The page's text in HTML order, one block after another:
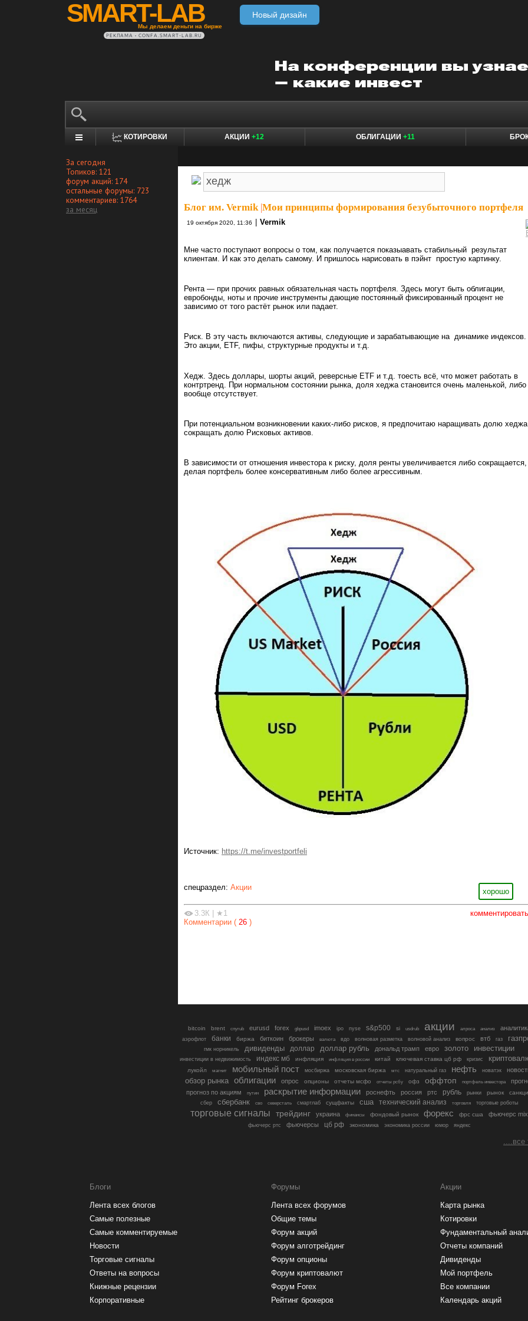
SMART-LAB
Мы делаем деньги на бирже
Новый дизайн
РЕКЛАМА • CONFA.SMART-LAB.RU
КОТИРОВКИ АКЦИИ +12 ОБЛИГАЦИИ +11
За сегодня
Топиков: 121
форум акций: 174
остальные форумы: 723
комментариев: 1764
за месяц
Блог им. Vermik| Мои принципы формирования безубыточного портфеля
19 октября 2020, 11:36 Vermik
Мне часто поступают вопросы о том, как получается показыавать стабильный результат
клиентам. И как это делать самому. И пришлось нарисовать в пэйнт простую картинку.
Рента — при прочих равных обязательная часть портфеля. Здесь могут быть облигации,
евробонды, ноты и прочие инструменты дающие постоянный фиксированный процент не
зависимо от того растёт рынок или падает.
Риск. В эту часть включаются активы, следующие и зарабатывающие на динамике индексов.
Это акции, ETF, пифы, структурные продукты и т.д.
Хедж. Здесь доллары, шорты акций, реверсные ETF и т.д. тоесть всё, что может работать в
контртренд. При нормальном состоянии рынка, доля хеджа становится очень маленькой, либо
вообще отсутствует.
При потенциальном возникновении каких-либо рисков, я предпочитаю наращивать долю
сокращать долю Рисковых активов.
В зависимости от отношения инвестора к риску, доля ренты увеличивается либо сокращается,
делая портфель более консервативным либо более агрессивным.
Источник: https://t.me/investportfeli
хорошо
спецраздел: Акции
комментировать
3.3К
★1
Комментарии ( 26 )
bitcoin brent cnyrub eurusd forex gbpusd imoex ipo nyse s&p500 si usdrub акции алроса анализ
аэрофлот банки биржа биткоин брокеры валюта вдо волновая разметка волновой анализ вопрос втб газ
гмк норникель дивиденды доллар доллар рубль дональд трамп евро золото инвестиции
инвестиции в недвижимость индекс мб инфляция инфляция в россии китай ключевая ставка цб рф кризис
лукойл магнит мобильный пост мосбиржа московская биржа мтс натуральный газ нефть новатэк
обзор рынка облигации опрос опционы отчеты мсфо отчеты рсбу офз оффтоп портфель инвестора
прогноз по акциям
путин раскрытие информации роснефть россия ртс рубль рынки рынок
сбер сбербанк сво северсталь смартлаб сущфакты сша технический анализ торговля торговые роботы
торговые сигналы трейдинг украина финансы фондовый рынок форекс фрс сша фьючерс mix
фьючерс ртс фьючерсы цб рф экономика экономика россии юмор яндекс
....все
Блоги
Лента всех блогов
Самые полезные
Самые комментируемые
Новости
Торговые сигналы
Ответы на вопросы
Книжные рецензии
Корпоративные
Форумы
Лента всех форумов
Общие темы
Форум акций
Форум алготрейдинг
Форум опционы
Форум криптовалют
Форум Forex
Рейтинг брокеров
Акции
Карта рынка
Котировки
Фундаментальный
Отчеты компаний
Дивиденды
Мой портфель
Все компании
Календарь акций